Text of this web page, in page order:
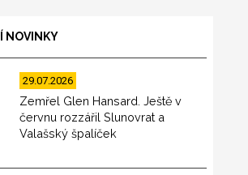
NOVINKY
29.07.2026
Zemřel Glen Hansard. Ještě v
červnu rozzářil Slunovrat a
Valašský špalíček